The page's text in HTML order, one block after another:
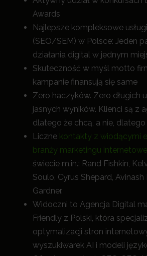
Awards
Najlepsze kompleksowe
(SEO/SEM) w Polsce: Jeden
działania digital w jednym
Skuteczność w myśl motto
kampanie finansują się same
Zero haczyków. Zero długich
jasnych wyników. Klienci są z
dlatego że chcą, a nie, dlatego
Liczne kontakty z wiodącymi
branży marketingu
świecie m.in.: Rand Fishkin,
Soulo, Cyrus Shepard, Avinash
Gardner.
Widoczni to Agencja Digital
Friendly z Polski, która
optymalizacji stron
wyszukiwarek AI i modeli